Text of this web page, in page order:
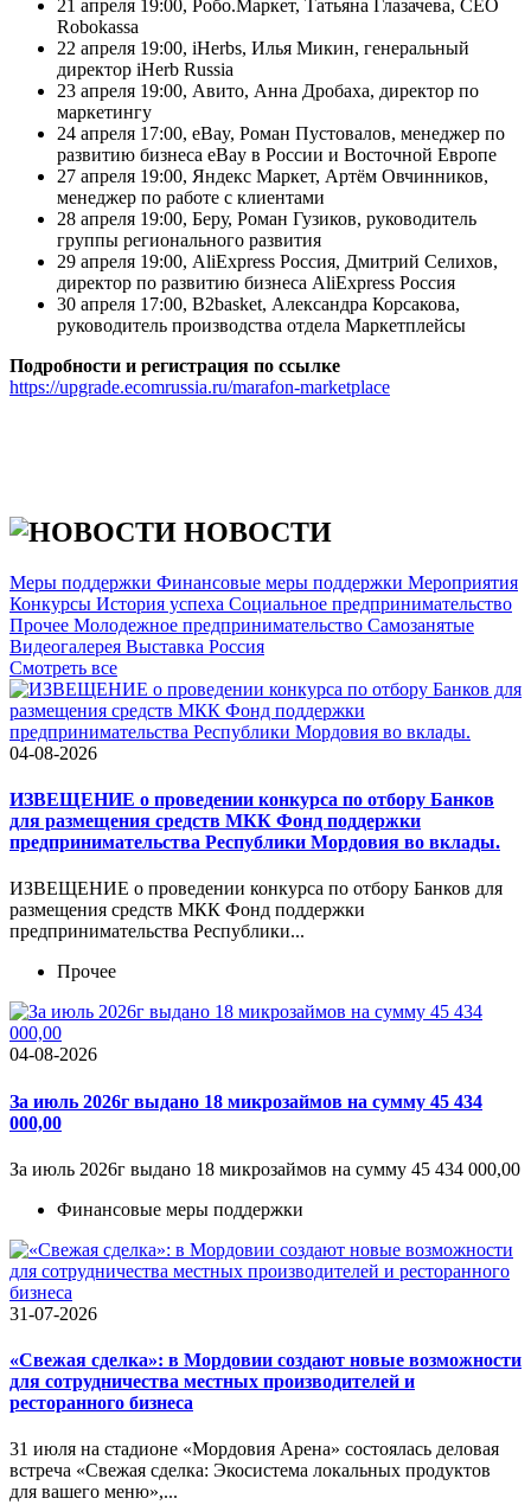
21 апреля 19:00, Робо.Маркет, Татьяна Глазачева, CEO
Robokassa
22 апреля 19:00, iHerbs, Илья Микин, генеральный
директор iHerb Russia
23 апреля 19:00, Авито, Анна Дробаха, директор по
маркетингу
24 апреля 17:00, eBay, Роман Пустовалов, менеджер по
развитию бизнеса eBay в России и Восточной Европе
27 апреля 19:00, Яндекс Маркет, Артём Овчинников,
менеджер по работе с клиентами
28 апреля 19:00, Беру, Роман Гузиков, руководитель
группы регионального развития
29 апреля 19:00, AliExpress Россия, Дмитрий Селихов,
директор по развитию бизнеса AliExpress Россия
30 апреля 17:00, B2basket, Александра Корсакова,
руководитель производства отдела Маркетплейсы
Подробности и регистрация по ссылке
https://upgrade.ecomrussia.ru/marafon-marketplace
НОВОСТИ
Меры поддержки Финансовые меры поддержки Мероприятия
Конкурсы История успеха Социальное предпринимательство
Прочее Молодежное предпринимательство Самозанятые
Видеогалерея Выставка Россия
Cмотреть все
04-08-2026
ИЗВЕЩЕНИЕ о проведении конкурса по отбору Банков
для размещения средств МКК Фонд поддержки
предпринимательства Республики Мордовия во вклады.
ИЗВЕЩЕНИЕ о проведении конкурса по отбору Банков для
размещения средств МКК Фонд поддержки
предпринимательства Республики...
Прочее
04-08-2026
За июль 2026г выдано 18 микрозаймов на сумму 45 434
000,00
За июль 2026г выдано 18 микрозаймов на сумму 45 434 000,00
Финансовые меры поддержки
31-07-2026
«Свежая сделка»: в Мордовии создают новые возможности
для сотрудничества местных производителей и
ресторанного бизнеса
31 июля на стадионе «Мордовия Арена» состоялась деловая
встреча «Свежая сделка: Экосистема локальных продуктов
для вашего меню»,...